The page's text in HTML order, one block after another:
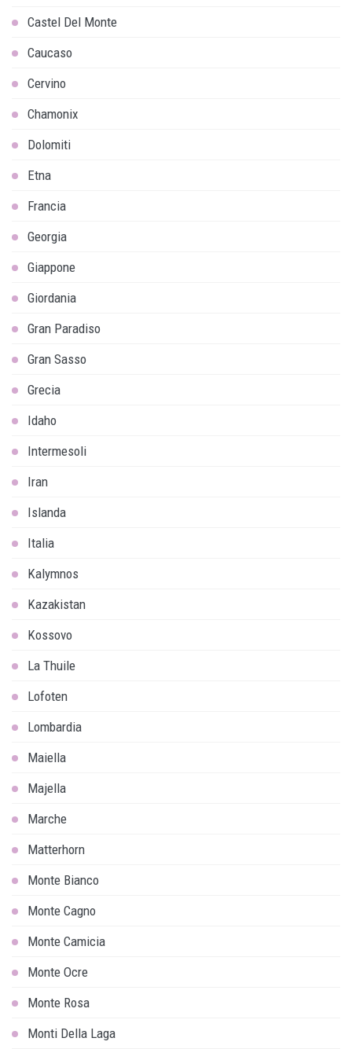
Castel Del Monte
Caucaso
Cervino
Chamonix
Dolomiti
Etna
Francia
Georgia
Giappone
Giordania
Gran Paradiso
Gran Sasso
Grecia
Idaho
Intermesoli
Iran
Islanda
Italia
Kalymnos
Kazakistan
Kossovo
La Thuile
Lofoten
Lombardia
Maiella
Majella
Marche
Matterhorn
Monte Bianco
Monte Cagno
Monte Camicia
Monte Ocre
Monte Rosa
Monti Della Laga